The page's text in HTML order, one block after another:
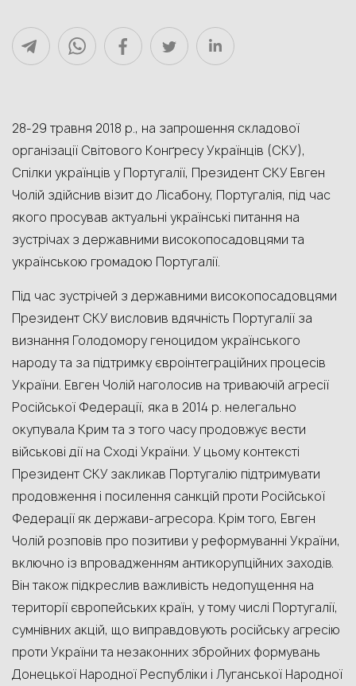
28-29 травня 2018 р., на запрошення складової
організації Світового Конґресу Українців (СКУ),
Спілки українців у Португалії, Президент СКУ Евген
Чолій здійснив візит до Лісабону, Португалія, під час
якого просував актуальні українські питання на
зустрічах з державними високопосадовцями та
українською громадою Португалії.
Під час зустрічей з державними високопосадовцями
Президент СКУ висловив вдячність Португалії за
визнання Голодомору геноцидом українського
народу та за підтримку євроінтеграційних процесів
України. Евген Чолій наголосив на триваючій агресії
Російської Федерації, яка в 2014 р. нелегально
окупувала Крим та з того часу продовжує вести
військові дії на Сході України. У цьому контексті
Президент СКУ закликав Португалію підтримувати
продовження і посилення санкцій проти Російської
Федерації як держави-агресора. Крім того, Евген
Чолій розповів про позитиви у реформуванні України,
включно із впровадженням антикорупційних заходів.
Він також підкреслив важливість недопущення на
території європейських країн, у тому числі Португалії,
сумнівних акцій, що виправдовують російську агресію
проти України та незаконних збройних формувань
Донецької Народної Республіки і Луганської Народної